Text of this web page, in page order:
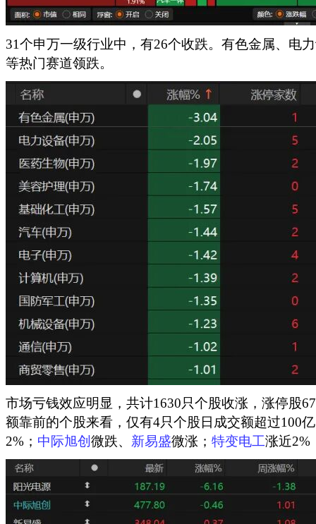
31个申万一级行业中，有26个收跌。有色金属、电
等热门赛道领跌。
市场亏钱效应明显，共计1630只个股收涨，涨停股
额靠前的个股来看，仅有4只个股日成交额超过100
2%； 中际旭创 微跌、 新易盛微涨； 特变电工涨近2%